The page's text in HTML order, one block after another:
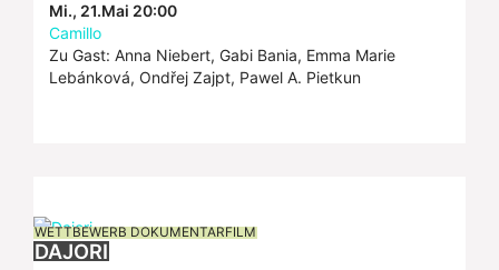
Mi., 21.Mai 20:00
Camillo
Zu Gast: Anna Niebert, Gabi Bania, Emma Marie
Lebánková, Ondřej Zajpt, Pawel A. Pietkun
WETTBEWERB DOKUMENTARFILM
DAJORI